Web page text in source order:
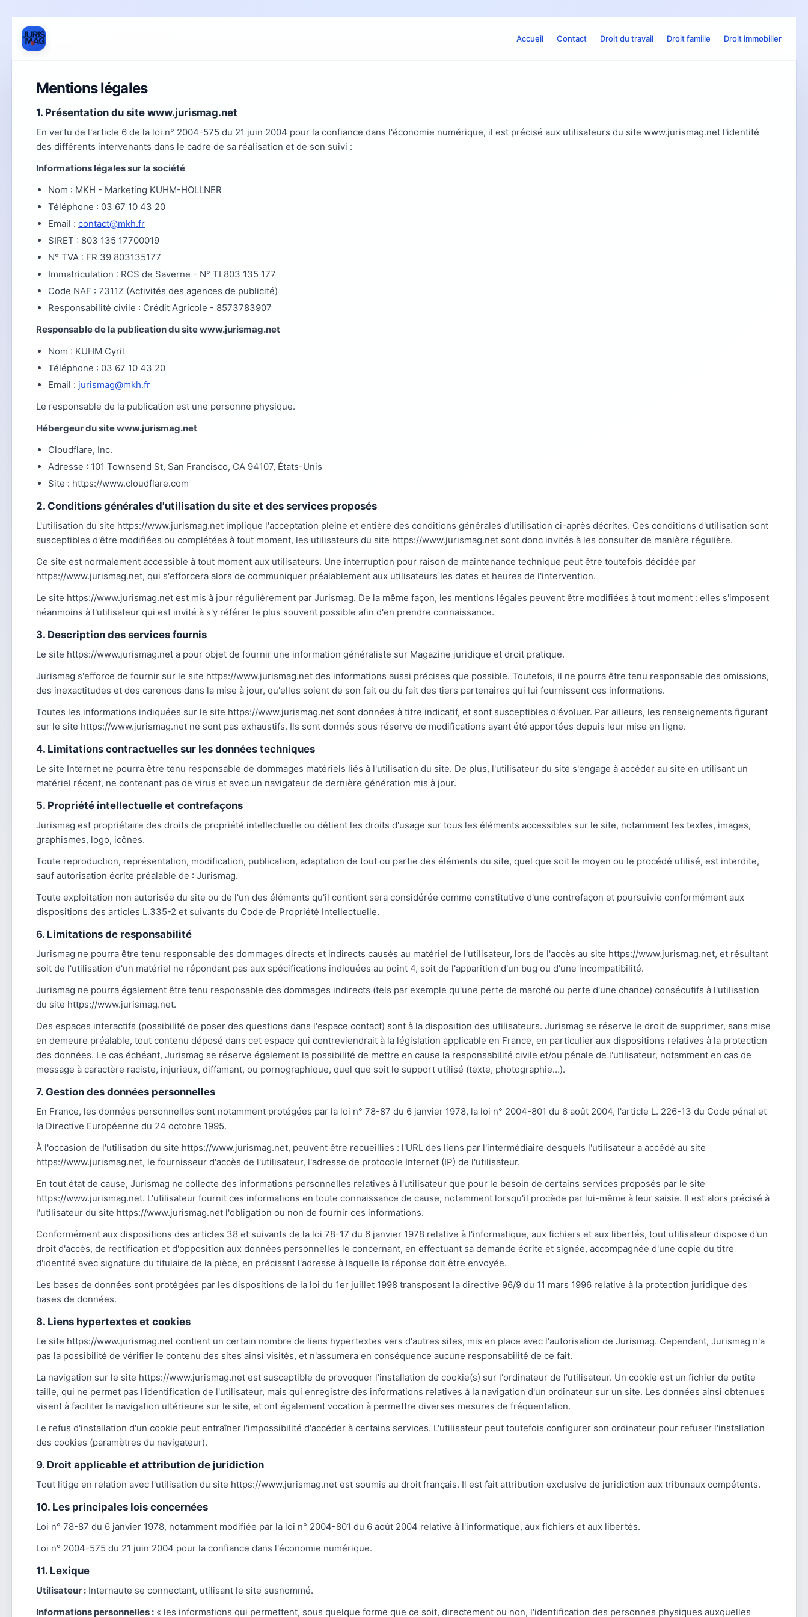
Accueil Contact Droit du travail Droit famille Droit immobilier
Mentions légales
1. Présentation du site www.jurismag.net
En vertu de l'article 6 de la loi n° 2004-575 du 21 juin 2004 pour la confiance dans l'économie numérique, il est précisé aux utilisateurs du site www.jurismag.net l'identité
des différents intervenants dans le cadre de sa réalisation et de son suivi :
Informations légales sur la société
Nom : MKH - Marketing KUHM-HOLLNER
Téléphone : 03 67 10 43 20
Email : contact@mkh.fr
SIRET : 803 135 17700019
N° TVA : FR 39 803135177
Immatriculation : RCS de Saverne - N° TI 803 135 177
Code NAF : 7311Z (Activités des agences de publicité)
Responsabilité civile : Crédit Agricole - 8573783907
Responsable de la publication du site www.jurismag.net
Nom : KUHM Cyril
Téléphone : 03 67 10 43 20
Email : jurismag@mkh.fr
Le responsable de la publication est une personne physique.
Hébergeur du site www.jurismag.net
Cloudflare, Inc.
Adresse : 101 Townsend St, San Francisco, CA 94107, États-Unis
Site : https://www.cloudflare.com
2. Conditions générales d'utilisation du site et des services proposés
L'utilisation du site https://www.jurismag.net implique l'acceptation pleine et entière des conditions générales d'utilisation ci-après décrites. Ces conditions d'utilisation sont
susceptibles d'être modifiées ou complétées à tout moment, les utilisateurs du site https://www.jurismag.net sont donc invités à les consulter de manière régulière.
Ce site est normalement accessible à tout moment aux utilisateurs. Une interruption pour raison de maintenance technique peut être toutefois décidée par
https://www.jurismag.net, qui s'efforcera alors de communiquer préalablement aux utilisateurs les dates et heures de l'intervention.
Le site https://www.jurismag.net est mis à jour régulièrement par Jurismag. De la même façon, les mentions légales peuvent être modifiées à tout moment : elles s'imposent
néanmoins à l'utilisateur qui est invité à s'y référer le plus souvent possible afin d'en prendre connaissance.
3. Description des services fournis
Le site https://www.jurismag.net a pour objet de fournir une information généraliste sur Magazine juridique et droit pratique.
Jurismag s'efforce de fournir sur le site https://www.jurismag.net des informations aussi précises que possible. Toutefois, il ne pourra être tenu responsable des omissions,
des inexactitudes et des carences dans la mise à jour, qu'elles soient de son fait ou du fait des tiers partenaires qui lui fournissent ces informations.
Toutes les informations indiquées sur le site https://www.jurismag.net sont données à titre indicatif, et sont susceptibles d'évoluer. Par ailleurs, les renseignements figurant
sur le site https://www.jurismag.net ne sont pas exhaustifs. Ils sont donnés sous réserve de modifications ayant été apportées depuis leur mise en ligne.
4. Limitations contractuelles sur les données techniques
Le site Internet ne pourra être tenu responsable de dommages matériels liés à l'utilisation du site. De plus, l'utilisateur du site s'engage à accéder au site en utilisant un
matériel récent, ne contenant pas de virus et avec un navigateur de dernière génération mis à jour.
5. Propriété intellectuelle et contrefaçons
Jurismag est propriétaire des droits de propriété intellectuelle ou détient les droits d'usage sur tous les éléments accessibles sur le site, notamment les textes, images,
graphismes, logo, icônes.
Toute reproduction, représentation, modification, publication, adaptation de tout ou partie des éléments du site, quel que soit le moyen ou le procédé utilisé, est interdite,
sauf autorisation écrite préalable de : Jurismag.
Toute exploitation non autorisée du site ou de l'un des éléments qu'il contient sera considérée comme constitutive d'une contrefaçon et poursuivie conformément aux
dispositions des articles L.335-2 et suivants du Code de Propriété Intellectuelle.
6. Limitations de responsabilité
Jurismag ne pourra être tenu responsable des dommages directs et indirects causés au matériel de l'utilisateur, lors de l'accès au site https://www.jurismag.net, et résultant
soit de l'utilisation d'un matériel ne répondant pas aux spécifications indiquées au point 4, soit de l'apparition d'un bug ou d'une incompatibilité.
Jurismag ne pourra également être tenu responsable des dommages indirects (tels par exemple qu'une perte de marché ou perte d'une chance) consécutifs à l'utilisation
du site https://www.jurismag.net.
Des espaces interactifs (possibilité de poser des questions dans l'espace contact) sont à la disposition des utilisateurs. Jurismag se réserve le droit de supprimer, sans mise
en demeure préalable, tout contenu déposé dans cet espace qui contreviendrait à la législation applicable en France, en particulier aux dispositions relatives à la protection
des données. Le cas échéant, Jurismag se réserve également la possibilité de mettre en cause la responsabilité civile et/ou pénale de l'utilisateur, notamment en cas de
message à caractère raciste, injurieux, diffamant, ou pornographique, quel que soit le support utilisé (texte, photographie…).
7. Gestion des données personnelles
En France, les données personnelles sont notamment protégées par la loi n° 78-87 du 6 janvier 1978, la loi n° 2004-801 du 6 août 2004, l'article L. 226-13 du Code pénal et
la Directive Européenne du 24 octobre 1995.
À l'occasion de l'utilisation du site https://www.jurismag.net, peuvent être recueillies : l'URL des liens par l'intermédiaire desquels l'utilisateur a accédé au site
https://www.jurismag.net, le fournisseur d'accès de l'utilisateur, l'adresse de protocole Internet (IP) de l'utilisateur.
En tout état de cause, Jurismag ne collecte des informations personnelles relatives à l'utilisateur que pour le besoin de certains services proposés par le site
https://www.jurismag.net. L'utilisateur fournit ces informations en toute connaissance de cause, notamment lorsqu'il procède par lui-même à leur saisie. Il est alors précisé à
l'utilisateur du site https://www.jurismag.net l'obligation ou non de fournir ces informations.
Conformément aux dispositions des articles 38 et suivants de la loi 78-17 du 6 janvier 1978 relative à l'informatique, aux fichiers et aux libertés, tout utilisateur dispose d'un
droit d'accès, de rectification et d'opposition aux données personnelles le concernant, en effectuant sa demande écrite et signée, accompagnée d'une copie du titre
d'identité avec signature du titulaire de la pièce, en précisant l'adresse à laquelle la réponse doit être envoyée.
Les bases de données sont protégées par les dispositions de la loi du 1er juillet 1998 transposant la directive 96/9 du 11 mars 1996 relative à la protection juridique des
bases de données.
8. Liens hypertextes et cookies
Le site https://www.jurismag.net contient un certain nombre de liens hypertextes vers d'autres sites, mis en place avec l'autorisation de Jurismag. Cependant, Jurismag n'a
pas la possibilité de vérifier le contenu des sites ainsi visités, et n'assumera en conséquence aucune responsabilité de ce fait.
La navigation sur le site https://www.jurismag.net est susceptible de provoquer l'installation de cookie(s) sur l'ordinateur de l'utilisateur. Un cookie est un fichier de petite
taille, qui ne permet pas l'identification de l'utilisateur, mais qui enregistre des informations relatives à la navigation d'un ordinateur sur un site. Les données ainsi obtenues
visent à faciliter la navigation ultérieure sur le site, et ont également vocation à permettre diverses mesures de fréquentation.
Le refus d'installation d'un cookie peut entraîner l'impossibilité d'accéder à certains services. L'utilisateur peut toutefois configurer son ordinateur pour refuser l'installation
des cookies (paramètres du navigateur).
9. Droit applicable et attribution de juridiction
Tout litige en relation avec l'utilisation du site https://www.jurismag.net est soumis au droit français. Il est fait attribution exclusive de juridiction aux tribunaux compétents.
10. Les principales lois concernées
Loi n° 78-87 du 6 janvier 1978, notamment modifiée par la loi n° 2004-801 du 6 août 2004 relative à l'informatique, aux fichiers et aux libertés.
Loi n° 2004-575 du 21 juin 2004 pour la confiance dans l'économie numérique.
11. Lexique
Utilisateur : Internaute se connectant, utilisant le site susnommé.
Informations personnelles : « les informations qui permettent, sous quelque forme que ce soit, directement ou non, l'identification des personnes physiques auxquelles